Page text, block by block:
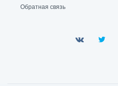
Обратная связь